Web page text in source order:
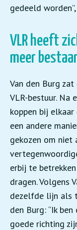
gedeeld
VLR heeft
meer
Van den Burg
VLR-bestuur. Na
koppen bij
een andere
gekozen om niet
erbij te
dragen. Volgens
dezelfde lijn als
den Burg: “Ik
goede richting